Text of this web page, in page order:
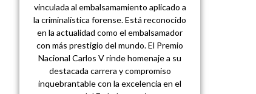
vinculada al embalsamamiento aplicado a
la criminalística forense. Está reconocido
en la actualidad como el embalsamador
con más prestigio del mundo. El Premio
Nacional Carlos V rinde homenaje a su
destacada carrera y compromiso
inquebrantable con la excelencia en el